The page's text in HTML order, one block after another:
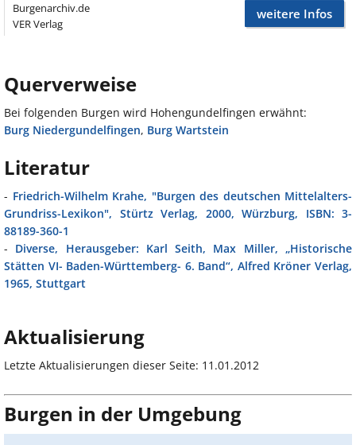
Burgenarchiv.de
VER Verlag
weitere Infos
Querverweise
Bei folgenden Burgen wird Hohengundelfingen erwähnt:
Burg Niedergundelfingen, Burg Wartstein
Literatur
- Friedrich-Wilhelm Krahe, "Burgen des deutschen Mittelalters-
Grundriss-Lexikon", Stürtz Verlag, 2000, Würzburg, ISBN: 3-
88189-360-1
- Diverse, Herausgeber: Karl Seith, Max Miller, „Historische
Stätten VI- Baden-Württemberg- 6. Band“, Alfred Kröner Verlag,
1965, Stuttgart
Aktualisierung
Letzte Aktualisierungen dieser Seite: 11.01.2012
Burgen in der Umgebung